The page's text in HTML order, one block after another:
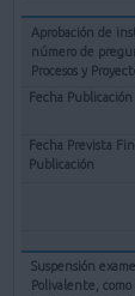
Aprobación de
número de
Procesos y
Suspensión
Polivalente,